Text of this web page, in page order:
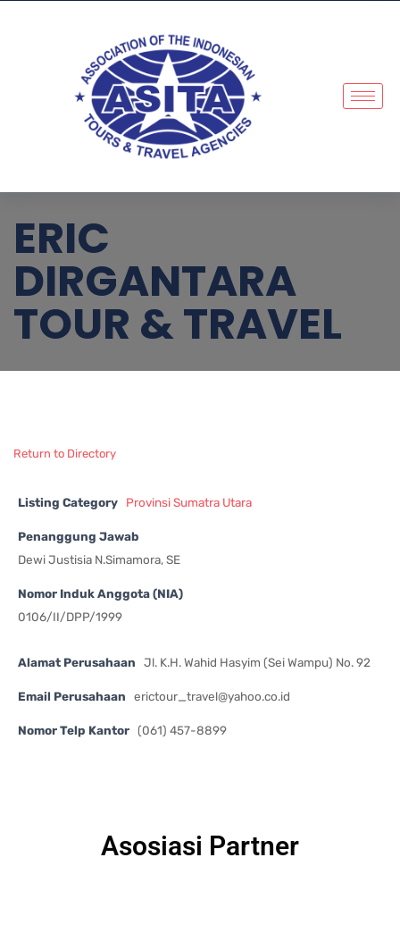
ERIC
DIRGANTARA
TOUR & TRAVEL
Return to Directory
Listing Category Provinsi Sumatra Utara
Penanggung Jawab
Dewi Justisia N.Simamora, SE
Nomor Induk Anggota (NIA)
0106/II/DPP/1999
Alamat Perusahaan Jl. K.H. Wahid Hasyim (Sei Wampu) No. 92
Email Perusahaan erictour_travel@yahoo.co.id
Nomor Telp Kantor (061) 457-8899
Asosiasi Partner